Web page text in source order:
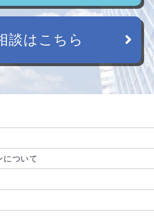
談はこちら
について